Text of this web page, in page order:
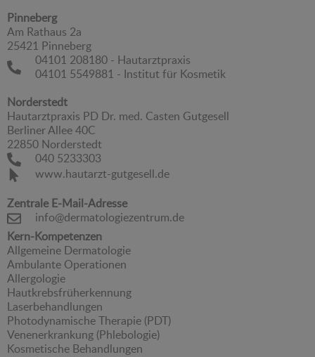
Pinneberg
Am Rathaus 2a
25421 Pinneberg
04101 208180 - Hautarztpraxis
04101 5549881 - Institut für Kosmetik
Norderstedt
Hautarztpraxis PD Dr. med. Casten Gutgesell
Berliner Allee 40C
22850 Norderstedt
040 5233303
www.hautarzt-gutgesell.de
Zentrale E-Mail-Adresse
info@dermatologiezentrum.de
Kern-Kompetenzen
Allgemeine Dermatologie
Ambulante Operationen
Allergologie
Hautkrebsfrüherkennung
Laserbehandlungen
Photodynamische Therapie (PDT)
Venenerkrankung (Phlebologie)
Kosmetische Behandlungen